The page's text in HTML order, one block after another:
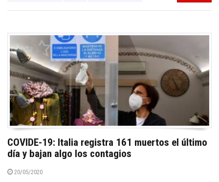
COVIDE-19: Italia registra 161 muertos el último
día y bajan algo los contagios
20/05/2020